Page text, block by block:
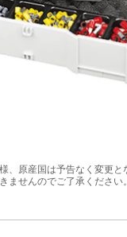
、原産国は予告なく変更と
ませんのでご了承ください。